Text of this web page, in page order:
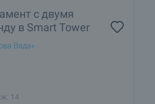
с двумя
в Smart Tower
Вада»
14